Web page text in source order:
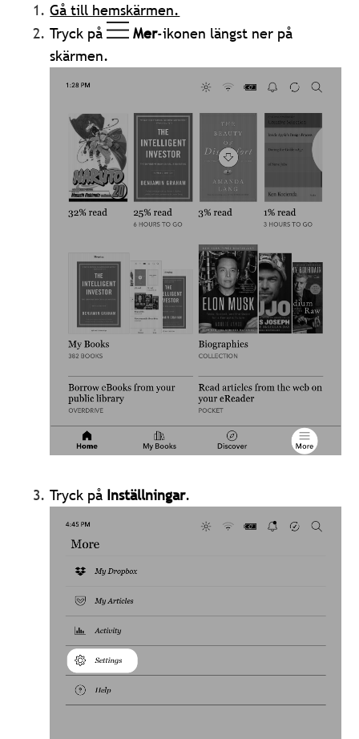
Gå till hemskärmen.
Tryck på
Mer-ikonen längst ner på
skärmen.
Tryck på Inställningar.